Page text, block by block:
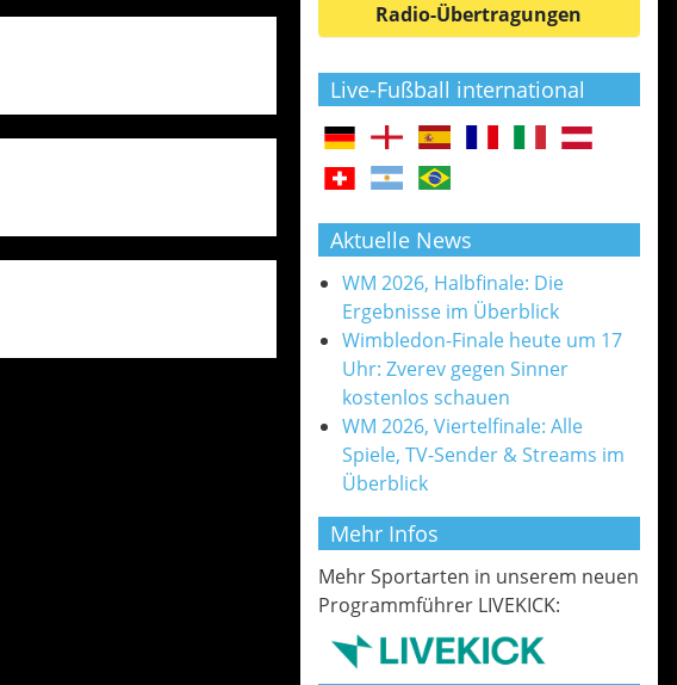
Radio-Übertragungen
Live-Fußball international
Aktuelle News
WM 2026, Halbfinale: Die
Ergebnisse im Überblick
Wimbledon-Finale heute um 17
Uhr: Zverev gegen Sinner
kostenlos schauen
WM 2026, Viertelfinale: Alle
Spiele, TV-Sender & Streams im
Überblick
Mehr Infos
Mehr Sportarten in unserem neuen
Programmführer LIVEKICK: